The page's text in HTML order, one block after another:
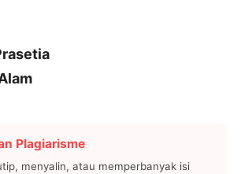
Plagiarisme
menyalin, atau memperbanyak isi